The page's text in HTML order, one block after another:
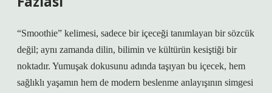
“Smoothie” kelimesi, sadece bir içeceği tanımlayan bir sözcük
değil; aynı zamanda dilin, bilimin ve kültürün kesiştiği bir
noktadır. Yumuşak dokusunu adında taşıyan bu içecek, hem
sağlıklı yaşamın hem de modern beslenme anlayışının simgesi